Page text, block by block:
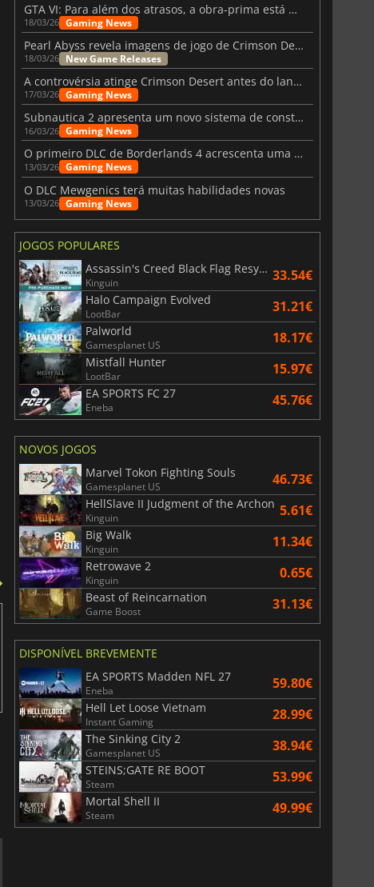
GTA VI: Para além dos atrasos, a obra-prima está quase a chegar
18/03/26 Gaming News
Pearl Abyss revela imagens de jogo de Crimson Desert para a PS5
18/03/26 New Game Releases
A controvérsia atinge Crimson Desert antes do lançamento
17/03/26 Gaming News
Subnautica 2 apresenta um novo sistema de construção de bases
16/03/26 Gaming News
O primeiro DLC de Borderlands 4 acrescenta uma nova personagem e muito mais
13/03/26 Gaming News
O DLC Mewgenics terá muitas habilidades novas
13/03/26 Gaming News
JOGOS POPULARES
Assassin's Creed Black Flag Resynced
Kinguin 33.54€
Halo Campaign Evolved
LootBar 31.21€
Palworld
Gamesplanet US 18.17€
Mistfall Hunter
LootBar 15.97€
EA SPORTS FC 27
Eneba 45.76€
NOVOS JOGOS
Marvel Tokon Fighting Souls
Gamesplanet US 46.73€
HellSlave II Judgment of the Archon
Kinguin 5.61€
Big Walk
Kinguin 11.34€
Retrowave 2
Kinguin 0.65€
Beast of Reincarnation
Game Boost 31.13€
DISPONÍVEL BREVEMENTE
EA SPORTS Madden NFL 27
Eneba 59.80€
Hell Let Loose Vietnam
Instant Gaming 28.99€
The Sinking City 2
Gamesplanet US 38.94€
STEINS;GATE RE BOOT
Steam 53.99€
Mortal Shell II
Steam 49.99€